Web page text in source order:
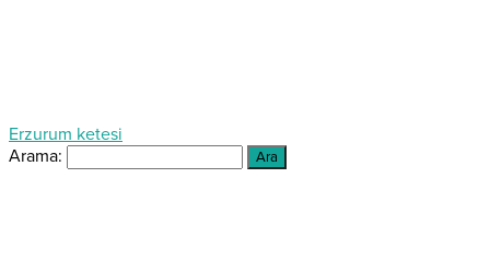
Erzurum ketesi
Arama: